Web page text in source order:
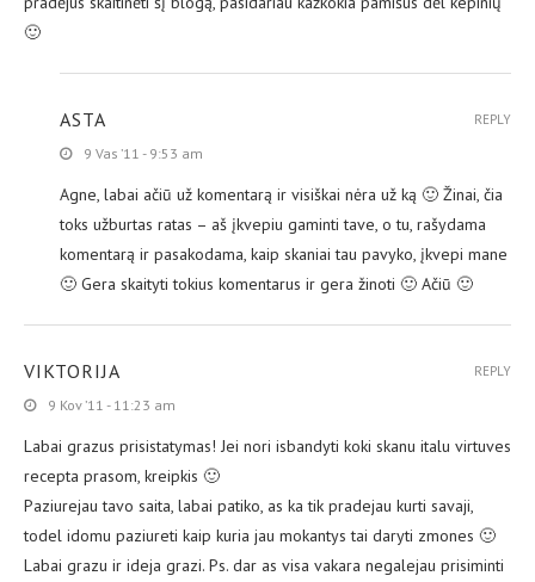
🙂
ASTA
9 Vas ’11 - 9:53 am
Agne, labai ačiū už komentarą ir visiškai nėra už ką 🙂 Žinai, čia
toks užburtas ratas – aš įkvepiu gaminti tave, o tu, rašydama
komentarą ir pasakodama, kaip skaniai tau pavyko, įkvepi mane
🙂 Gera skaityti tokius komentarus ir gera žinoti 🙂 Ačiū 🙂
REPLY
VIKTORIJA
9 Kov ’11 - 11:23 am
Labai grazus prisistatymas! Jei nori isbandyti koki skanu italu virtuves
recepta prasom, kreipkis 🙂
Paziurejau tavo saita, labai patiko, as ka tik pradejau kurti savaji,
todel idomu paziureti kaip kuria jau mokantys tai daryti zmones 🙂
Labai grazu ir ideja grazi. Ps. dar as visa vakara negalejau prisiminti
REPLY